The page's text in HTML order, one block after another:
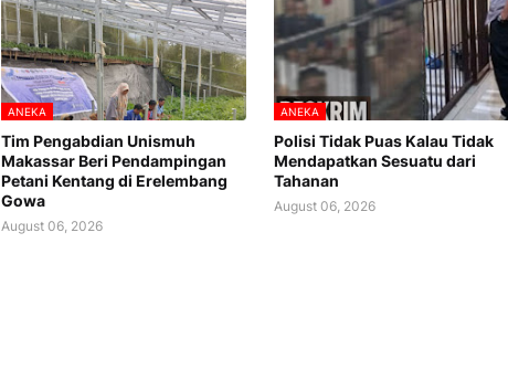
ANEKA
Tim Pengabdian Unismuh
Makassar Beri Pendampingan
Petani Kentang di Erelembang
Gowa
August 06, 2026
ANEKA
Polisi Tidak Puas Kalau Tidak
Mendapatkan Sesuatu dari
Tahanan
August 06, 2026